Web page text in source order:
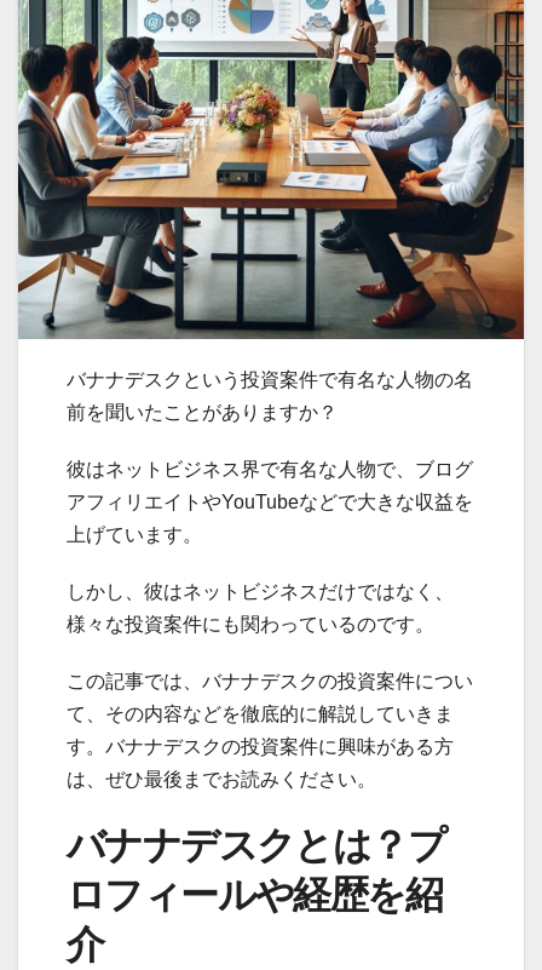
バナナデスクという投資案件で有名な人物の名
前を聞いたことがありますか？
彼はネットビジネス界で有名な人物で、ブログ
アフィリエイトやYouTubeなどで大きな収益を
上げています。
しかし、彼はネットビジネスだけではなく、
様々な投資案件にも関わっているのです。
この記事では、バナナデスクの投資案件につい
て、その内容などを徹底的に解説していきま
す。バナナデスクの投資案件に興味がある方
は、ぜひ最後までお読みください。
バナナデスクとは？プ
ロフィールや経歴を紹
介